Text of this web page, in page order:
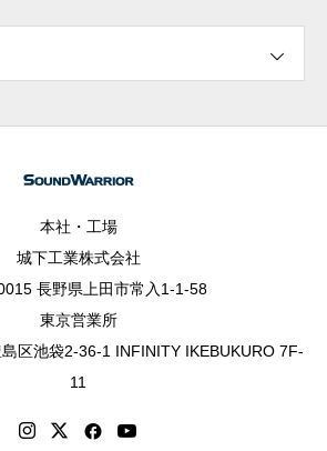
本社・工場
城下工業株式会社
長野県上田市常入1-1-58
東京営業所
区池袋2-36-1 INFINITY IKEBUKURO 7F-
11